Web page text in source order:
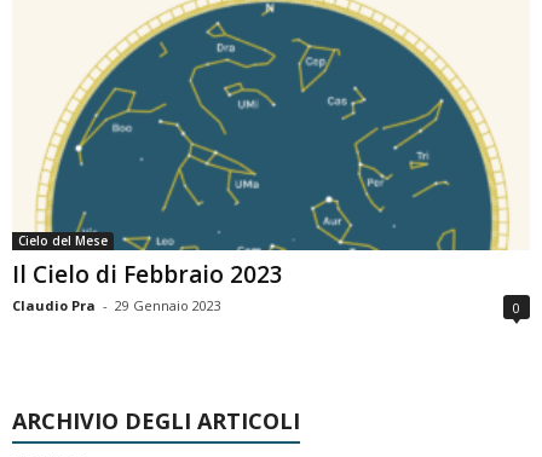
Cielo del Mese
Il Cielo di Febbraio 2023
Claudio Pra - 29 Gennaio 2023 0
ARCHIVIO DEGLI ARTICOLI